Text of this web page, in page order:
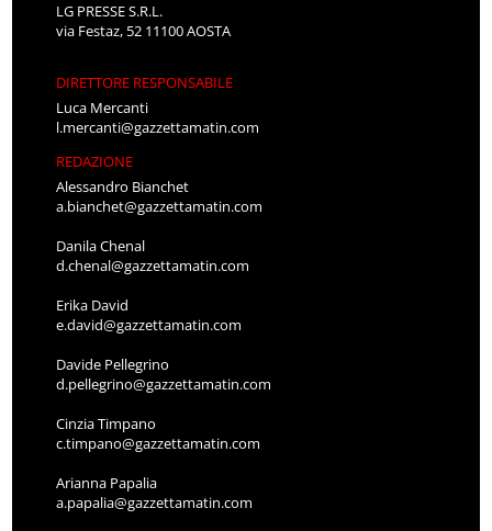
LG PRESSE S.R.L.
via Festaz, 52 11100 AOSTA
DIRETTORE RESPONSABILE
Luca Mercanti
l.mercanti@gazzettamatin.com
REDAZIONE
Alessandro Bianchet
a.bianchet@gazzettamatin.com
Danila Chenal
d.chenal@gazzettamatin.com
Erika David
e.david@gazzettamatin.com
Davide Pellegrino
d.pellegrino@gazzettamatin.com
Cinzia Timpano
c.timpano@gazzettamatin.com
Arianna Papalia
a.papalia@gazzettamatin.com